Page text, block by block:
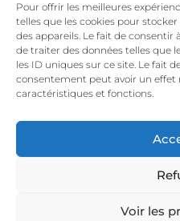
Pour offrir les meilleures
telles que les cookies pour
des appareils. Le fait de
de traiter des données telles que
les ID uniques sur ce site. Le fait
consentement peut avoir un effet
caractéristiques et fonctions.
Voir les
entièrement selon
Tarifs
Tous nos tarifs